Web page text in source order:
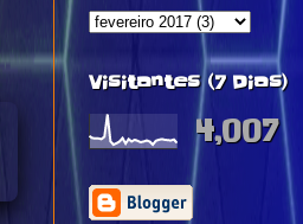
Visitantes (7 Dias)
4,007